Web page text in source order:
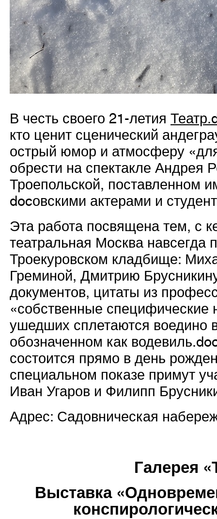
В честь своего 21-летия
кто ценит сценический
острый юмор и атмосферу
обрести на спектакле Андрея
Троепольской, поставленном
docовскими актерами и
Эта работа посвящена тем, с
театральная Москва навсегда
Троекуровском кладбище:
Греминой, Дмитрию
документов, цитаты из
«собственные
ушедших сплетаются воедино
обозначенном как
состоится прямо в день
специальном показе примут
Иван Угаров и Филипп
Адрес: Садовническая
Галерея
Выставка